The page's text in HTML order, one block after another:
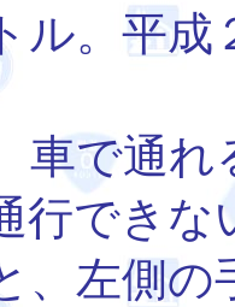
ル。平
で通れ
行できな
左側の